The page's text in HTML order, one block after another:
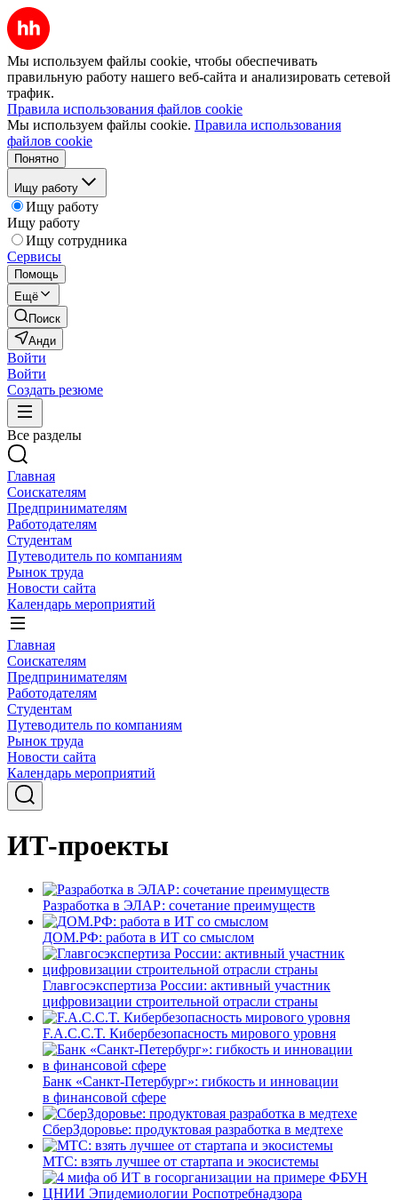
Мы используем файлы cookie, чтобы обеспечивать
правильную работу нашего веб-сайта и анализировать сетевой
трафик.
Правила использования файлов cookie
Мы используем файлы cookie. Правила использования
файлов cookie
Понятно
Ищу работу
Ищу работу
Ищу работу
Ищу сотрудника
Сервисы
Помощь
Ещё
Поиск
Анди
Войти
Войти
Создать резюме
Все разделы
Главная
Соискателям
Предпринимателям
Работодателям
Студентам
Путеводитель по компаниям
Рынок труда
Новости сайта
Календарь мероприятий
Главная
Соискателям
Предпринимателям
Работодателям
Студентам
Путеводитель по компаниям
Рынок труда
Новости сайта
Календарь мероприятий
ИТ-проекты
Разработка в ЭЛАР: сочетание преимуществ
ДОМ.РФ: работа в ИТ со смыслом
Главгосэкспертиза России: активный участник
цифровизации строительной отрасли страны
F.A.C.C.T. Кибербезопасность мирового уровня
Банк «Санкт-Петербург»: гибкость и инновации
в финансовой сфере
СберЗдоровье: продуктовая разработка в медтехе
МТС: взять лучшее от стартапа и экосистемы